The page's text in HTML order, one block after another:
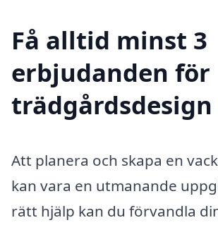
Få alltid minst 3
erbjudanden för
trädgårdsdesign
Att planera och skapa en
kan vara en utmanande
rätt hjälp kan du förvandla